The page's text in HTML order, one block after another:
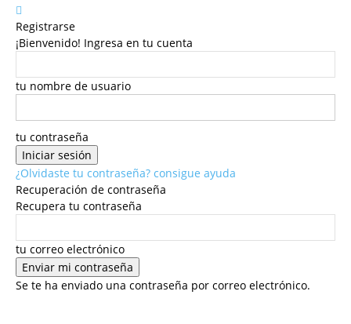
Registrarse
¡Bienvenido! Ingresa en tu cuenta
tu nombre de usuario
tu contraseña
¿Olvidaste tu contraseña? consigue ayuda
Recuperación de contraseña
Recupera tu contraseña
tu correo electrónico
Se te ha enviado una contraseña por correo electrónico.